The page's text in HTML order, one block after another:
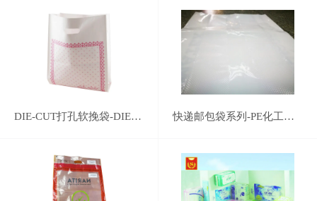
DIE-CUT打孔软挽袋-DIE-CUT打孔手挽袋 快递邮包袋系列-PE化工原料工程塑料袋-25kg-LDPE化肥有机肥料颗粒复合原料袋订制